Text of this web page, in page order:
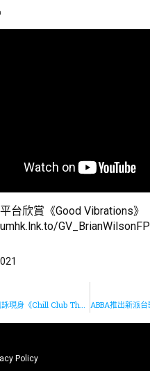
台欣賞《Good Vibrations》
GV_BrianWilsonFP
Jace陳凱詠現身《Chill Club The New Vibes》
Policy